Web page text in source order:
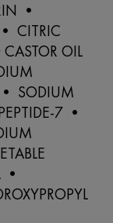
•
CITRIC
OIL
• SODIUM
7 •
•